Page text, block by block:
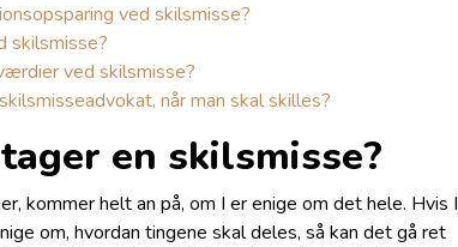
ved skilsmisse?
skilsmisse?
ved skilsmisse?
når man skal skilles?
en skilsmisse?
kommer helt an på, om I er enige om det hele. Hvis I
om, hvordan tingene skal deles, så kan det gå ret